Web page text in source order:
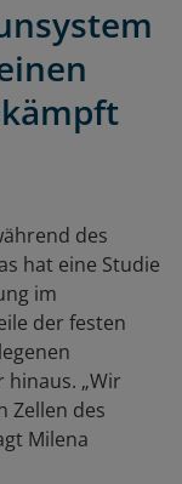
des
hat eine Studie
im
der festen
„Wir
Zellen des
Milena